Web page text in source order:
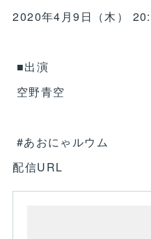
2020年4月9日（木）
■出演
空野青空
#あおにゃルウム
配信URL